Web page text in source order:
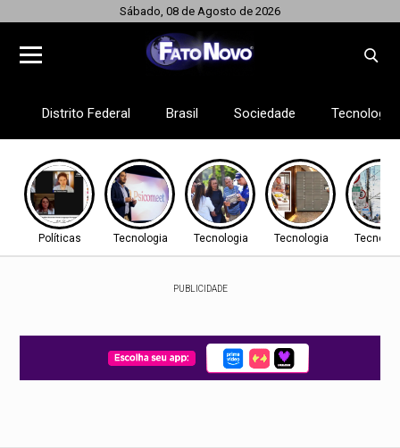
Sábado, 08 de Agosto de 2026
Distrito Federal Brasil Sociedade Tecnologia
Políticas Tecnologia Tecnologia Tecnologia
PUBLICIDADE